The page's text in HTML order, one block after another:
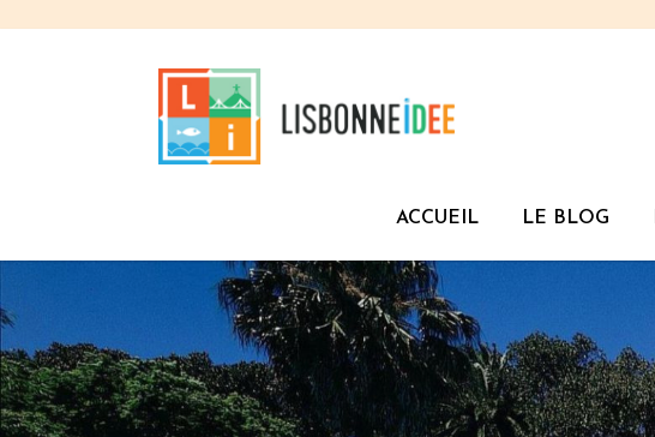
ACCUEIL LE BLOG